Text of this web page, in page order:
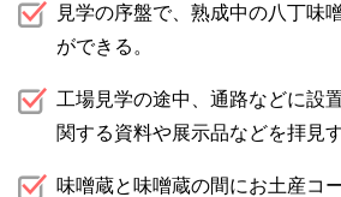
見学の序盤で、熟成中の八丁味
ができる。
工場見学の途中、通路などに設
関する資料や展示品などを拝見す
味噌蔵と味噌蔵の間にお土産コ